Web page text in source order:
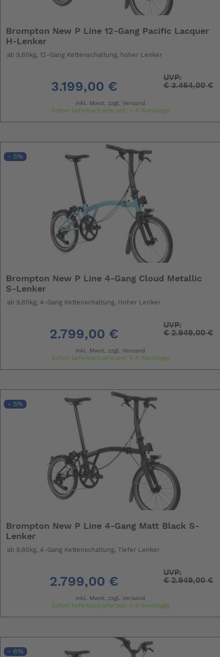
Brompton New P Line 12-Gang Pacific Lacquer
H-Lenker
ab 9,65kg, 12-Gang Kettenschaltung, hoher Lenker
3.199,00 €
UVP:
€3.464,00 €
inkl. Mwst. zzgl. Versand
Sofort lieferbar(Lieferzeit: 1-3 Werktage)
- 5%
Brompton New P Line 4-Gang Cloud Metallic
S-Lenker
ab 9,65kg, 4-Gang Kettenschaltung, Hoher Lenker
2.799,00 €
UVP:
€2.949,00 €
inkl. Mwst. zzgl. Versand
Sofort lieferbar(Lieferzeit: 1-3 Werktage)
- 5%
Brompton New P Line 4-Gang Matt Black S-
Lenker
ab 9,65kg, 4-Gang Kettenschaltung, Tiefer Lenker
2.799,00 €
UVP:
€2.949,00 €
inkl. Mwst. zzgl. Versand
Sofort lieferbar(Lieferzeit: 1-3 Werktage)
- 6%